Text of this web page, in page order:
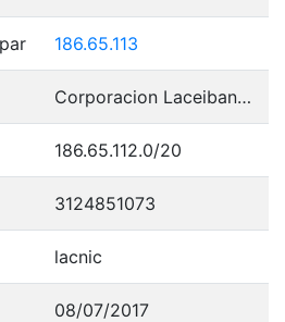
186.65.113
Corporacion Laceibanetsociety
186.65.112.0/20
3124851073
lacnic
08/07/2017